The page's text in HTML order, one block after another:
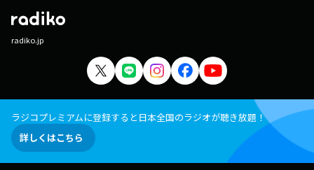
radiko.jp
ラジコプレミアムに登録すると日本全国のラジオが聴き放題！
詳しくはこちら